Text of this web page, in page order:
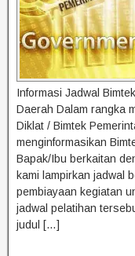
Informasi Jadwal
Daerah Dalam rangka
Diklat / Bimtek
menginformasikan
Bapak/Ibu berkaitan
kami lampirkan jadwal
pembiayaan kegiatan
jadwal pelatihan
judul […]